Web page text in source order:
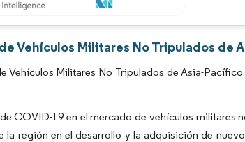
El uso requiere atribución según CC BY 4.0.
Vehículos Militares No Tripulados de
Vehículos Militares No Tripulados de Asia-
COVID-19 en el mercado de vehículos militares
la región en el desarrollo y la adquisición de